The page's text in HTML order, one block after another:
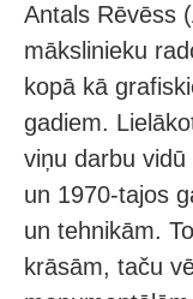
Antals Rēvēss
mākslinieku
kopā kā
gadiem.
viņu darbu
un 1970-tajos
un tehnikām.
krāsām, taču